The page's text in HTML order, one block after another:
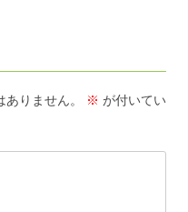
りません。 ※ が付いてい